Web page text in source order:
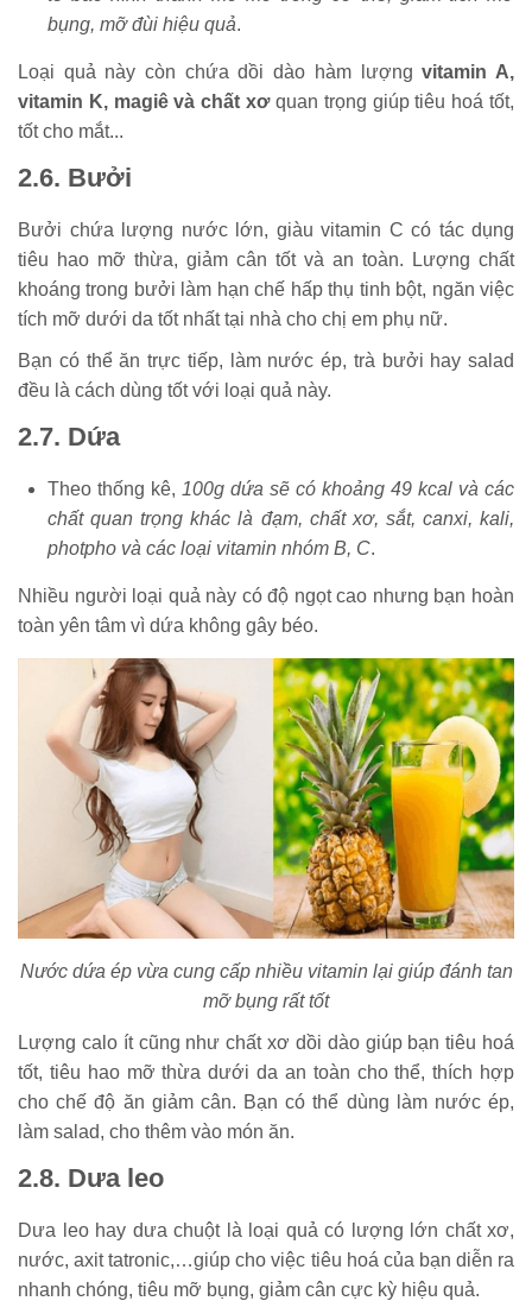
bụng, mỡ đùi hiệu quả.
Loại quả này còn chứa dồi dào hàm lượngvitamin A,
vitamin K, magiê và chất xơquan trọng giúp tiêu hoá tốt,
tốt cho mắt...
2.6. Bưởi
Bưởi chứa lượng nước lớn, giàu vitamin C có tác dụng
tiêu hao mỡ thừa, giảm cân tốt và an toàn. Lượng chất
khoáng trong bưởi làm hạn chế hấp thụ tinh bột, ngăn việc
tích mỡ dưới da tốt nhất tại nhà cho chị em phụ nữ.
Bạn có thể ăn trực tiếp, làm nước ép, trà bưởi hay salad
đều là cách dùng tốt với loại quả này.
2.7. Dứa
Theo thống kê, 100g dứa sẽ có khoảng 49 kcal và các
chất quan trọng khác là đạm, chất xơ, sắt, canxi, kali,
photpho và các loại vitamin nhóm B, C.
Nhiều người loại quả này có độ ngọt cao nhưng bạn hoàn
toàn yên tâm vì dứa không gây béo.
Nước dứa ép vừa cung cấp nhiều vitamin lại giúp đánh tan
mỡ bụng rất tốt
Lượng calo ít cũng như chất xơ dồi dào giúp bạn tiêu hoá
tốt, tiêu hao mỡ thừa dưới da an toàn cho thể, thích hợp
cho chế độ ăn giảm cân. Bạn có thể dùng làm nước ép,
làm salad, cho thêm vào món ăn.
2.8. Dưa leo
Dưa leo hay dưa chuột là loại quả có lượng lớn chất xơ,
nước, axit tatronic,…giúp cho việc tiêu hoá của bạn diễn ra
nhanh chóng, tiêu mỡ bụng, giảm cân cực kỳ hiệu quả.